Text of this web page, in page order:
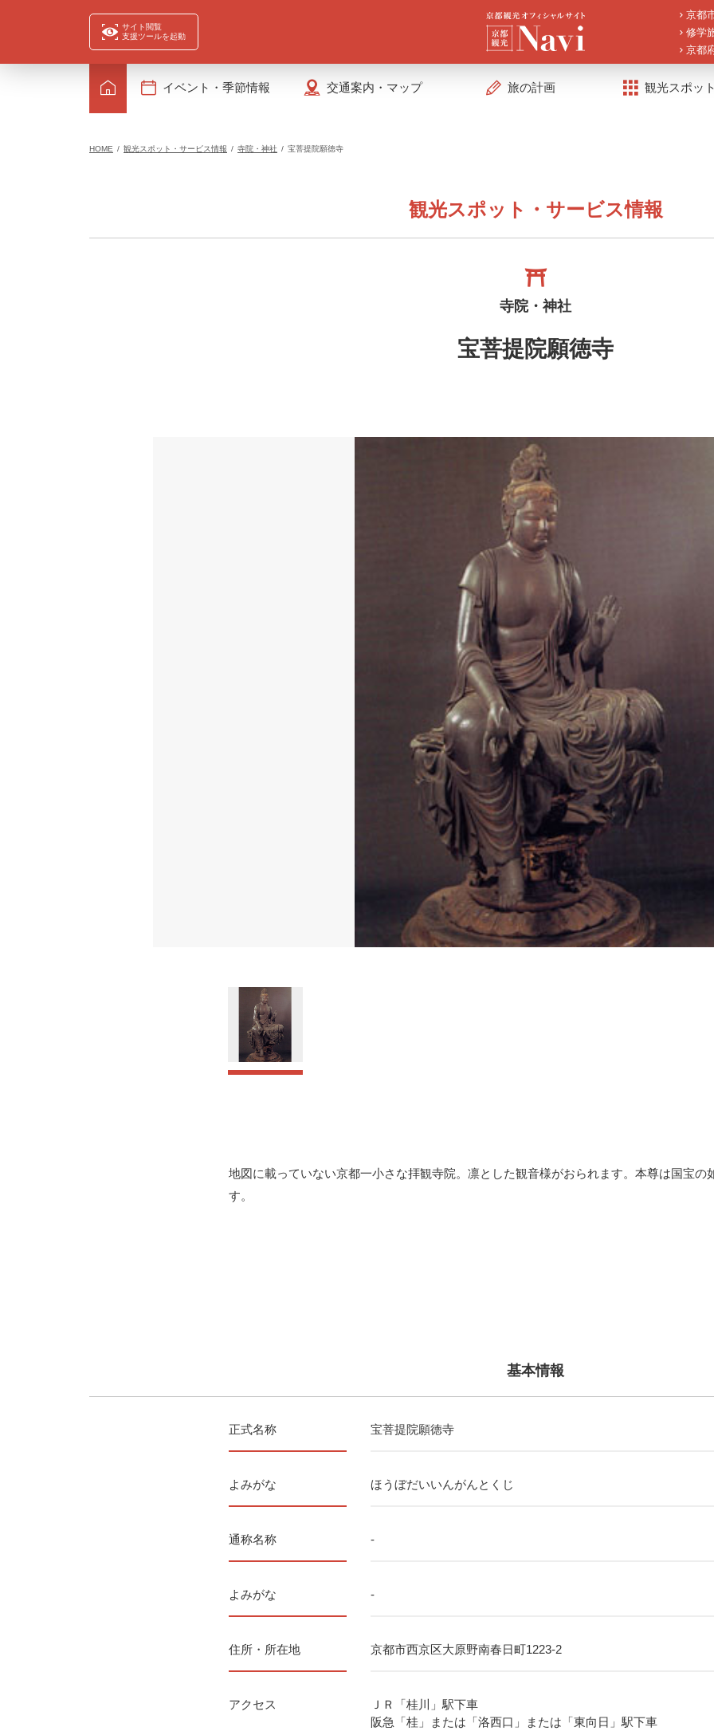
サイト閲覧
支援ツールを起動
京都
修学
京都
イベント・季節情報 交通案内・マップ 旅の計画 観光スポッ
HOME 観光スポット・サービス情報 寺院・神社 宝菩提院願徳寺
観光スポット・サービス情報
寺院・神社
宝菩提院願徳寺
地図に載っていない京都一小さな拝観寺院。凛とした観音様がおられます。本尊は国宝の
す。
基本情報
正式名称 宝菩提院願徳寺
よみがな ほうぼだいいんがんとくじ
通称名称 -
よみがな -
住所・所在地 京都市西京区大原野南春日町1223-2
アクセス
ＪＲ「桂川」駅下車
阪急「桂」または「洛西口」または「東向日」駅下車